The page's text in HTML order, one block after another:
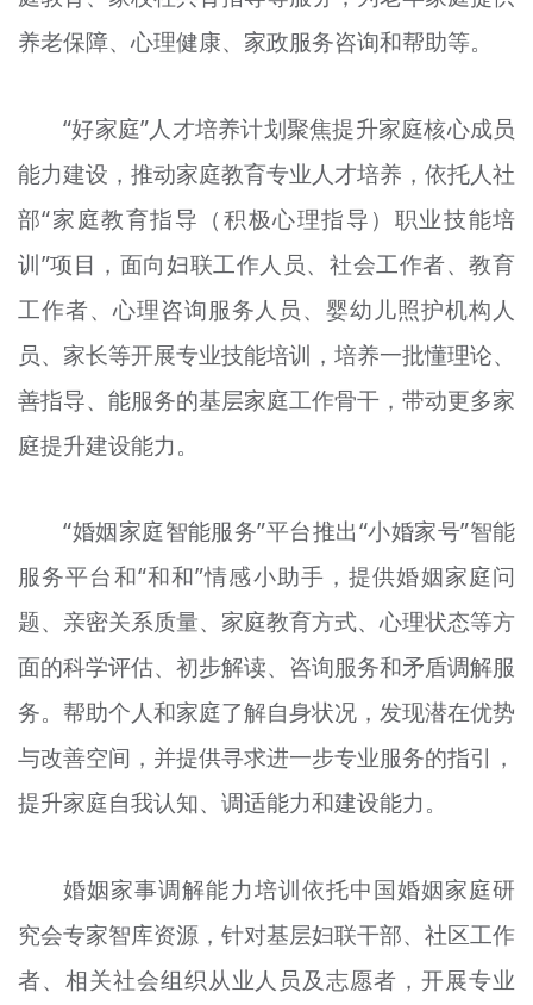
养老保障、心理健康、家政服务咨询和帮助等。
“好家庭”人才培养计划聚焦提升家庭核心成员
能力建设，推动家庭教育专业人才培养，依托人社
部“家庭教育指导（积极心理指导）职业技能培
训”项目，面向妇联工作人员、社会工作者、教育
工作者、心理咨询服务人员、婴幼儿照护机构人
员、家长等开展专业技能培训，培养一批懂理论、
善指导、能服务的基层家庭工作骨干，带动更多家
庭提升建设能力。
“婚姻家庭智能服务”平台推出“小婚家号”智能
服务平台和“和和”情感小助手，提供婚姻家庭问
题、亲密关系质量、家庭教育方式、心理状态等方
面的科学评估、初步解读、咨询服务和矛盾调解服
务。帮助个人和家庭了解自身状况，发现潜在优势
与改善空间，并提供寻求进一步专业服务的指引，
提升家庭自我认知、调适能力和建设能力。
婚姻家事调解能力培训依托中国婚姻家庭研
究会专家智库资源，针对基层妇联干部、社区工作
者、相关社会组织从业人员及志愿者，开展专业